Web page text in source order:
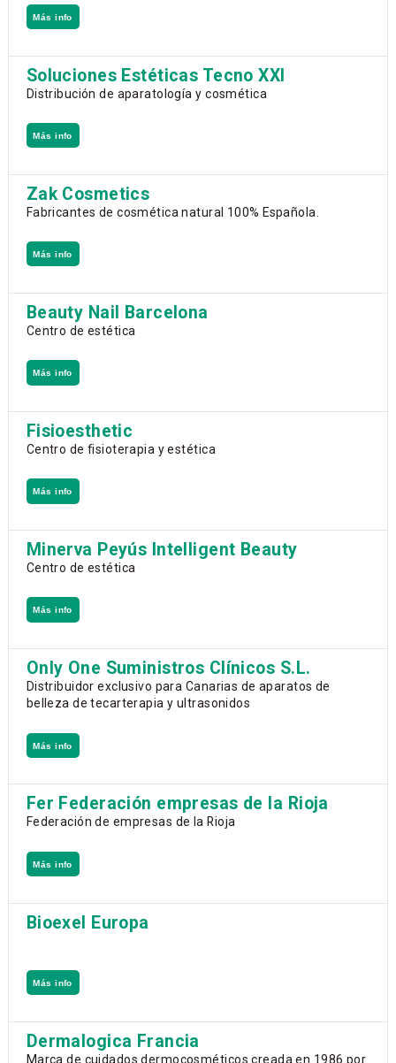
Más info
Soluciones Estéticas Tecno XXI
Distribución de aparatología y cosmética
Más info
Zak Cosmetics
Fabricantes de cosmética natural 100% Española.
Más info
Beauty Nail Barcelona
Centro de estética
Más info
Fisioesthetic
Centro de fisioterapia y estética
Más info
Minerva Peyús Intelligent Beauty
Centro de estética
Más info
Only One Suministros Clínicos S.L.
Distribuidor exclusivo para Canarias de aparatos de
belleza de tecarterapia y ultrasonidos
Más info
Fer Federación empresas de la Rioja
Federación de empresas de la Rioja
Más info
Bioexel Europa
Más info
Dermalogica Francia
Marca de cuidados dermocosméticos creada en 1986 por